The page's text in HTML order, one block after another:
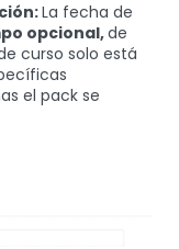
La fecha de
opcional,de
curso solo está
el pack se